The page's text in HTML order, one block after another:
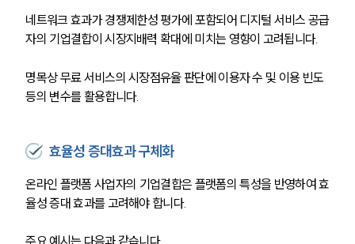
네트워크 효과가 경쟁제한성 평가에 포함되어 디지털 서비스 공급
자의 기업결합이 시장지배력 확대에 미치는 영향이 고려됩니다.
명목상 무료 서비스의 시장점유율 판단에 이용자 수 및 이용 빈도
등의 변수를 활용합니다.
효율성 증대효과 구체화
온라인 플랫폼 사업자의 기업결합은 플랫폼의 특성을 반영하여 효
율성 증대 효과를 고려해야 합니다.
주요 예시는 다음과 같습니다.